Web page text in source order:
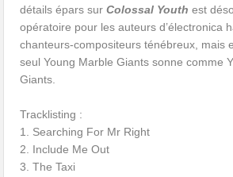
détails épars surColossal Youthest
opératoire pour les auteurs d’électronica
chanteurs-compositeurs ténébreux, mais
seul Young Marble Giants sonne comme
Giants.
Tracklisting :
1. Searching For Mr Right
2. Include Me Out
3. The Taxi